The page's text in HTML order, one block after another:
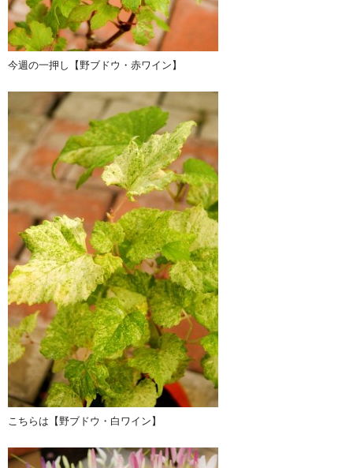
今週の一押し【野ブドウ・赤ワイン】
こちらは【野ブドウ・白ワイン】